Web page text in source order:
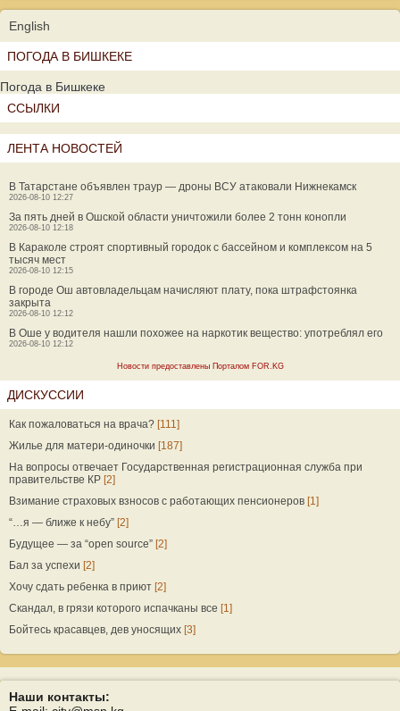
English
ПОГОДА В БИШКЕКЕ
Погода в Бишкеке
ССЫЛКИ
ЛЕНТА НОВОСТЕЙ
В Татарстане объявлен траур — дроны ВСУ атаковали Нижнекамск
2026-08-10 12:27
За пять дней в Ошской области уничтожили более 2 тонн конопли
2026-08-10 12:18
В Караколе строят спортивный городок с бассейном и комплексом на 5
тысяч мест
2026-08-10 12:15
В городе Ош автовладельцам начисляют плату, пока штрафстоянка
закрыта
2026-08-10 12:12
В Оше у водителя нашли похожее на наркотик вещество: употреблял его
2026-08-10 12:12
Новости предоставлены Порталом FOR.KG
ДИСКУССИИ
Как пожаловаться на врача? [111]
Жилье для матери-одиночки [187]
На вопросы отвечает Государственная регистрационная служба при
правительстве КР [2]
Взимание страховых взносов с работающих пенсионеров [1]
“…я — ближе к небу” [2]
Будущее — за “open source” [2]
Бал за успехи [2]
Хочу сдать ребенка в приют [2]
Скандал, в грязи которого испачканы все [1]
Бойтесь красавцев, дев уносящих [3]
Наши контакты: